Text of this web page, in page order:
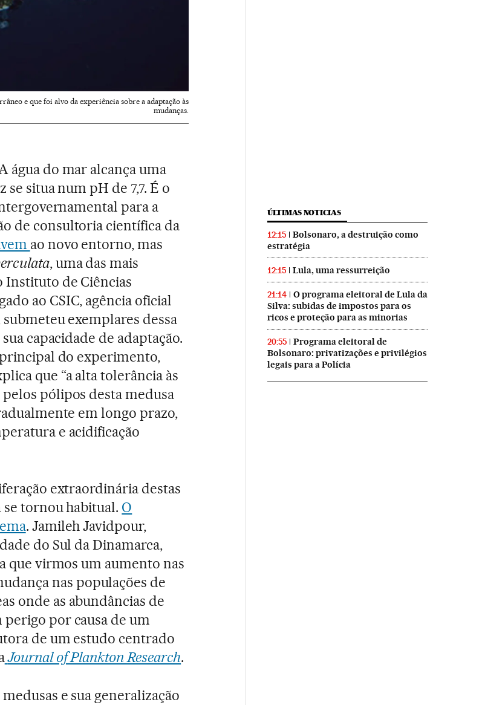
e que foi alvo da experiência sobre a adaptação às
mudanças.
água do mar alcança uma
situa num pH de 7,7. É o
para a
de consultoria científica da
ao novo entorno, mas
, uma das mais
Instituto de Ciências
ao CSIC, agência oficial
exemplares dessa
capacidade de adaptação.
do experimento,
que “a alta tolerância às
pólipos desta medusa
em longo prazo,
e acidificação
extraordinária destas
se tornou habitual. O
. Jamileh Javidpour,
do Sul da Dinamarca,
que virmos um aumento nas
nas populações de
onde as abundâncias de
por causa de um
de um estudo centrado
Journal of Plankton Research.
e sua generalização
ÚLTIMAS NOTICIAS
12:15
Bolsonaro, a destruição como
estratégia
12:15 Lula, uma ressurreição
21:14
O programa eleitoral de Lula da
Silva: subidas de impostos para os
ricos e proteção para as minorias
20:55
Programa eleitoral de
Bolsonaro: privatizações e privilégios
legais para a Polícia